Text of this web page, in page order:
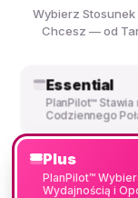
Wybierz
Chcesz — od
Essential
PlanPilot™
Codziennego
Plus
PlanPilot™
Wydajnością i